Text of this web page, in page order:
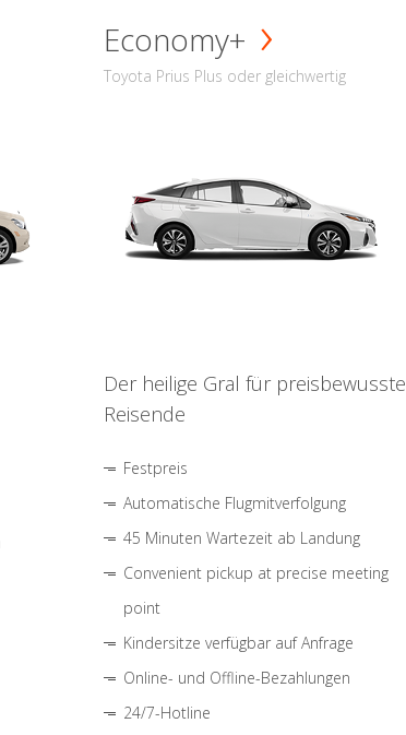
Economy+
Toyota Prius Plus oder gleichwertig
Der heilige Gral für preisbewusste
Reisende
Festpreis
Automatische Flugmitverfolgung
45 Minuten Wartezeit ab Landung
Convenient pickup at precise meeting
point
Kindersitze verfügbar auf Anfrage
Online- und Offline-Bezahlungen
24/7-Hotline